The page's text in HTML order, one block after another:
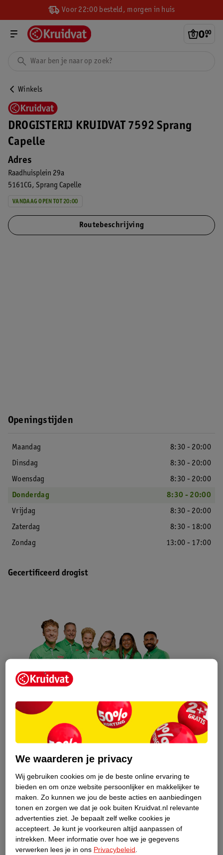
Voor 22:00 besteld, morgen in huis
0.
00
Winkels
DROGISTERIJ KRUIDVAT 7592 Sprang
Capelle
Adres
Raadhuisplein 29a
5161CG
Sprang Capelle
VANDAAG OPEN TOT 20:00
Routebeschrijving
Openingstijden
Maandag
8:30 - 20:00
Dinsdag
8:30 - 20:00
Woensdag
8:30 - 20:00
Donderdag
8:30 - 20:00
Vrijdag
8:30 - 20:00
Zaterdag
8:30 - 18:00
Zondag
13:00 - 17:00
Gecertificeerd drogist
Kruidvat is een erkend specialist in
gezondheidsvraag ook is, stel hem aan
ons!
Stel je gezondheidsvraag
Ook in deze winkel
Kruidvat.nl ophaalpunt
We waarderen je privacy
Wij gebruiken cookies om je de beste online ervaring te
bieden en om onze website persoonlijker en makkelijker te
maken. Zo kunnen we jou de beste acties en aanbiedingen
tonen en zorgen we dat je ook buiten Kruidvat.nl relevante
advertenties ziet. Je bepaalt zelf welke cookies je
accepteert. Je kunt je voorkeuren altijd aanpassen of
intrekken.
Meer informatie over hoe we je gegevens
verwerken lees je in ons Privacybeleid